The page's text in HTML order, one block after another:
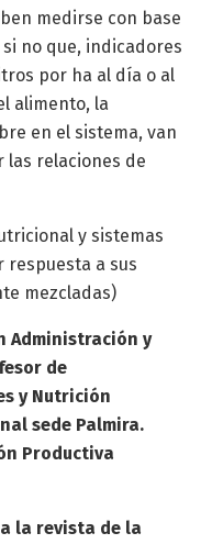
medirse con base
no que, indicadores
por ha al día o al
alimento, la
en el sistema, van
relaciones de
y sistemas
respuesta a sus
mezcladas)
Administración y
de
y Nutrición
sede Palmira.
Productiva
la revista de la